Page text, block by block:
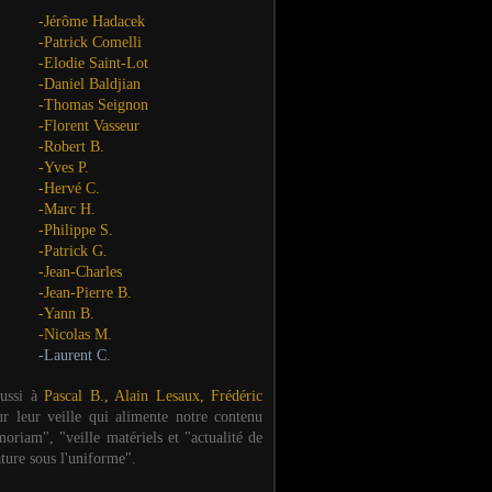
-Jérôme Hadacek
-Patrick Comelli
-Elodie Saint-Lot
-Daniel Baldjian
-Thomas Seignon
-Florent Vasseur
-Robert B.
-Yves P.
-Hervé C.
-Marc H.
-Philippe S.
-Patrick G.
-Jean-Charles
-Jean-Pierre B.
-Yann B.
-Nicolas M.
-Laurent C.
àPascal B., Alain Lesaux, Frédéric
leur veille qui alimente notre contenu
"veille matériels et "actualité de
sous l'uniforme".